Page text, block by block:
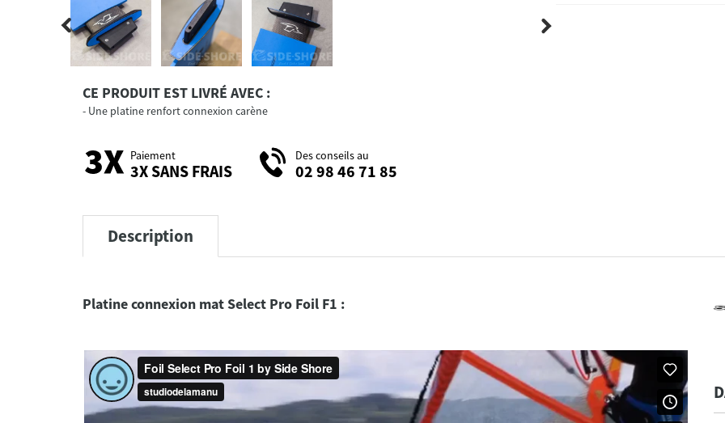
CE PRODUIT EST LIVRÉ AVEC :
Une platine renfort connexion carène
Paiement
3X SANS FRAIS
Des conseils au
02 98 46 71 85
Description
Platine connexion mat Select Pro Foil F1 :